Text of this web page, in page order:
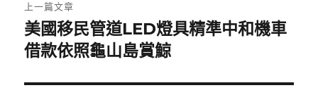
章
導
覽
上一篇文章
上
一
文
美國移民管道LED燈具精準中和機車
借款依照龜山島賞鯨